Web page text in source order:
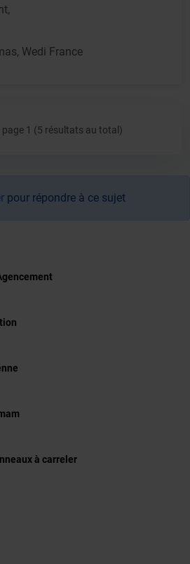
Wedi France
page 1 (5 résultats au total)
pour répondre à ce sujet
à carreler